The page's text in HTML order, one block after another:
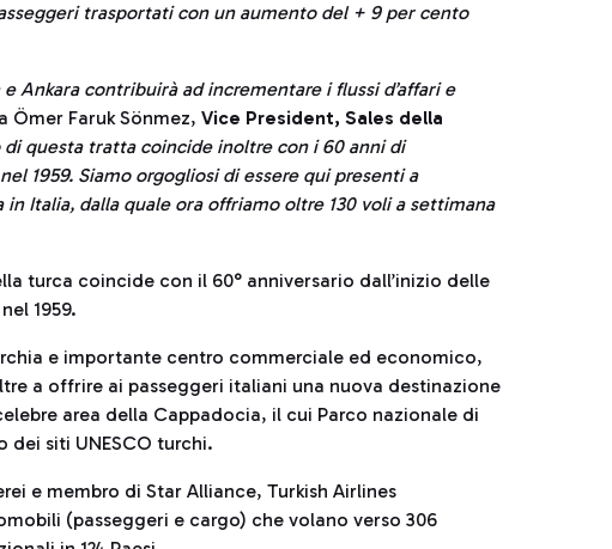
trasportati con un aumento del + 9 per cento
Ankara contribuirà ad incrementare i flussi d’affari e
Ömer Faruk Sönmez, Vice President, Sales della
questa tratta coincide inoltre con i 60 anni di
1959. Siamo orgogliosi di essere qui presenti a
Italia, dalla quale ora offriamo oltre 130 voli a settimana
turca coincide con il 60° anniversario dall’inizio delle
1959.
e importante centro commerciale ed economico,
a offrire ai passeggeri italiani una nuova destinazione
area della Cappadocia, il cui Parco nazionale di
dei siti UNESCO turchi.
e membro di Star Alliance, Turkish Airlines
(passeggeri e cargo) che volano verso 306